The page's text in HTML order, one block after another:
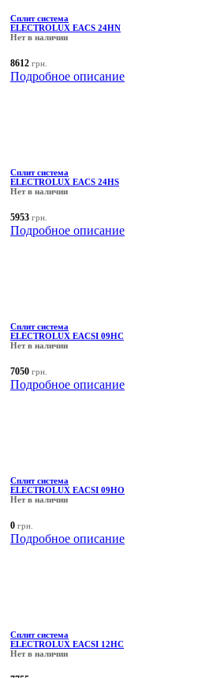
Сплит система
ELECTROLUX EACS 24HN
Нет в наличии
8612 грн.
Подробное описание
Сплит система
ELECTROLUX EACS 24HS
Нет в наличии
5953 грн.
Подробное описание
Сплит система
ELECTROLUX EACSI 09HC
Нет в наличии
7050 грн.
Подробное описание
Сплит система
ELECTROLUX EACSI 09HO
Нет в наличии
0 грн.
Подробное описание
Сплит система
ELECTROLUX EACSI 12HC
Нет в наличии